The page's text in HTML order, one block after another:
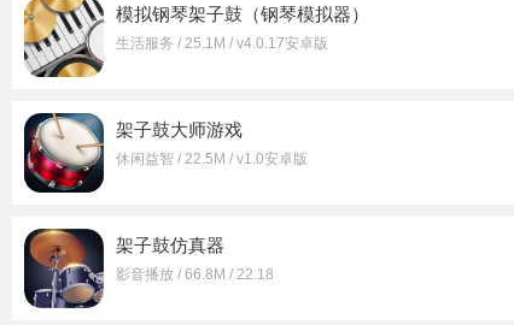
模拟钢琴架子鼓（钢琴模拟器）
生活服务 / 25.1M / v4.0.17安卓版
架子鼓大师游戏
休闲益智 / 22.5M / v1.0安卓版
架子鼓仿真器
影音播放 / 66.8M / 22.18